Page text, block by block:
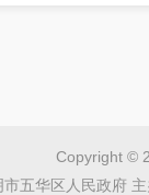
Copyright ©
市五华区人民政府